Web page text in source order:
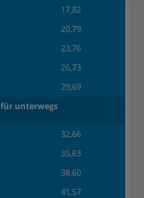
17,82
20,79
23,76
26,73
29,69
für unterwegs
32,66
35,63
38,60
41,57